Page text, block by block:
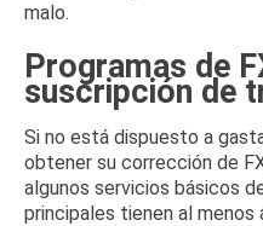
malo.
Programas de
suscripción de
Si no está dispuesto a
obtener su corrección de
algunos servicios básicos
principales tienen al menos